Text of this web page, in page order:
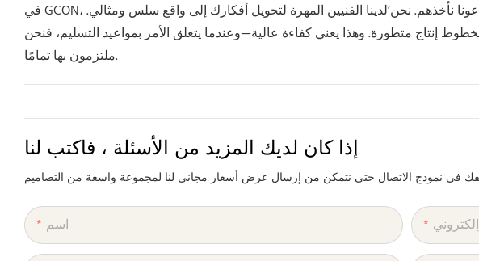
في GCON، نحن نعيش من أجل أصعب تحديات الجودة الخاصة بك—دعونا نأخذهم. نحن’لدينا الفنيين المهرة لتحويل أفكارك إلى واقع سلس ومثالي.
إنتاج متطورة. وهذا يعني كفاءة عالية—وعندما يتعلق الأمر بمواعيد التسليم، فنحن
ملتزمون بها تمامًا.
إذا كان لديك المزيد من الأسئلة ، فاكتب لنا
اسم